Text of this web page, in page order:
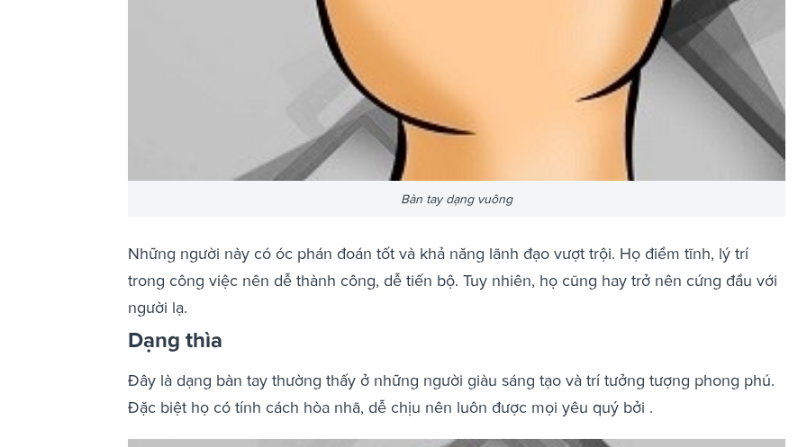
Bàn tay dạng vuông
Những người này có óc phán đoán tốt và khả năng lãnh đạo vượt trội. Họ điềm tĩnh, lý trí
trong công việc nên dễ thành công, dễ tiến bộ. Tuy nhiên, họ cũng hay trở nên cứng đầu với
người lạ.
Dạng thìa
Đây là dạng bàn tay thường thấy ở những người giàu sáng tạo và trí tưởng tượng phong phú.
Đặc biệt họ có tính cách hòa nhã, dễ chịu nên luôn được mọi yêu quý bởi .